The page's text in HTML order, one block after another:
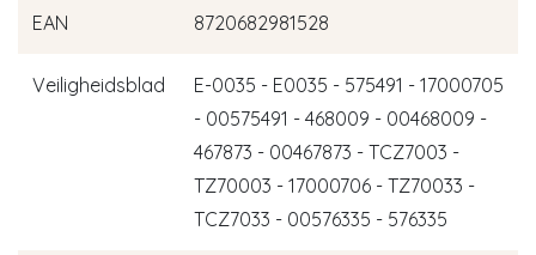
EAN 8720682981528
Veiligheidsblad
E-0035 - E0035 - 575491 - 17000705
- 00575491 - 468009 - 00468009 -
467873 - 00467873 - TCZ7003 -
TZ70003 - 17000706 - TZ70033 -
TCZ7033 - 00576335 - 576335